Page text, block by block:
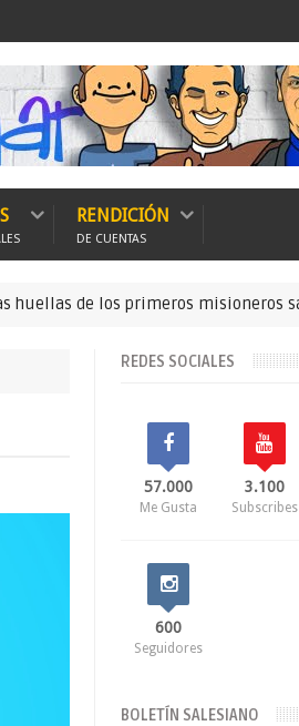
RENDICIÓN
DE CUENTAS
los primeros misioneros salesianos
REDES SOCIALES
57.000
Me Gusta
3.100
Subscribes
600
Seguidores
BOLETÍN SALESIANO